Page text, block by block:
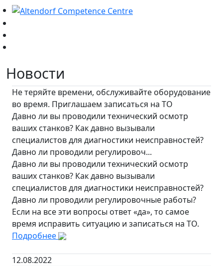
Новости
Не теряйте времени, обслуживайте оборудование
во время. Приглашаем записаться на ТО
Давно ли вы проводили технический осмотр
ваших станков? Как давно вызывали
специалистов для диагностики неисправностей?
Давно ли проводили регулировоч...
Давно ли вы проводили технический осмотр
ваших станков? Как давно вызывали
специалистов для диагностики неисправностей?
Давно ли проводили регулировочные работы?
Если на все эти вопросы ответ «да», то самое
время исправить ситуацию и записаться на ТО.
Подробнее
12.08.2022